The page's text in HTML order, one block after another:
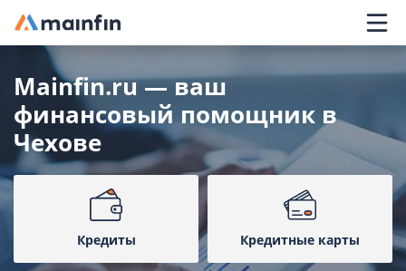
Главное меню
Mainfin.ru — ваш
финансовый помощник в
Чехове
Кредиты Кредитные карты